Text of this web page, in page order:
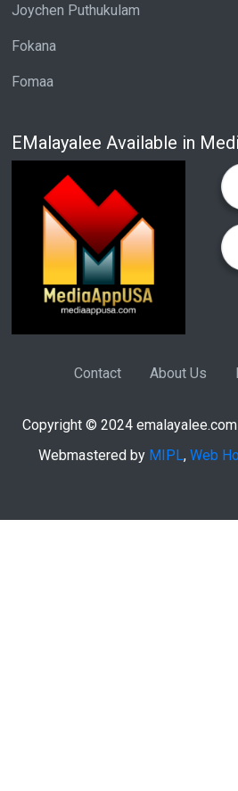
Joychen Puthukulam
Fokana
Fomaa
EMalayalee Available in
Contact About Us
Copyright © 2024
Webmastered by MIPL, Web